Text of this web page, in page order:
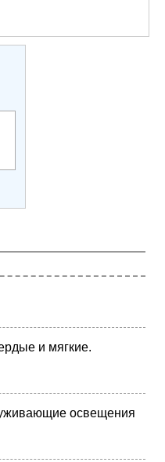
и мягкие.
освещения